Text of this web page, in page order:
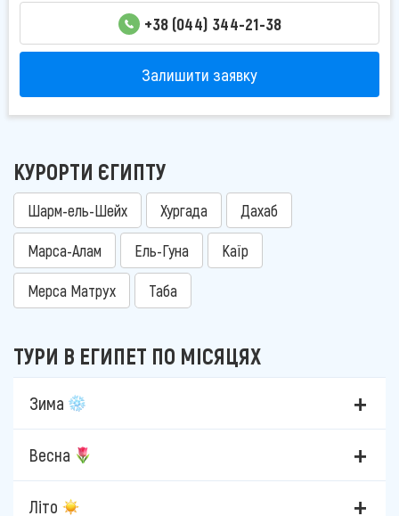
+38 (044) 344-21-38
Залишити заявку
КУРОРТИ ЄГИПТУ
Шарм-ель-Шейх Хургада Дахаб
Марса-Алам Ель-Гуна Каїр
Мерса Матрух Таба
ТУРИ В ЕГИПЕТ ПО МІСЯЦЯХ
Зима
Весна
Літо